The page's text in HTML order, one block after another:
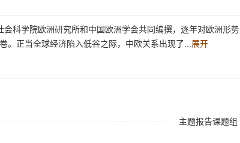
会科学院欧洲研究所和中国欧洲学会共同编撰，逐年对欧洲形势
正当全球经济陷入低谷之际，中欧关系出现了... 展开
主题报告课题组